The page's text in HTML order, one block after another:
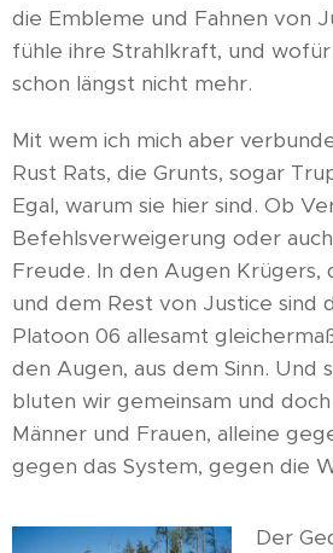
die Embleme und Fahnen von
fühle ihre Strahlkraft, und
schon längst nicht mehr.
Mit wem ich mich aber
Rust Rats, die Grunts, sogar
Egal, warum sie hier sind. Ob
Befehlsverweigerung oder
Freude. In den Augen Krügers,
und dem Rest von Justice sind
Platoon 06 allesamt
den Augen, aus dem Sinn. Und
bluten wir gemeinsam und doch
Männer und Frauen, alleine
gegen das System, gegen die
Der